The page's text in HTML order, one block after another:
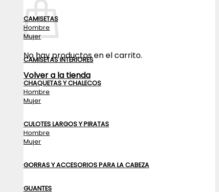
No hay productos en el carrito.
Volver a la tienda
CAMISETAS
Hombre
Mujer
CAMISETAS INTERIORES
CHAQUETAS Y CHALECOS
Hombre
Mujer
CULOTES LARGOS Y PIRATAS
Hombre
Mujer
GORRAS Y ACCESORIOS PARA LA CABEZA
GUANTES